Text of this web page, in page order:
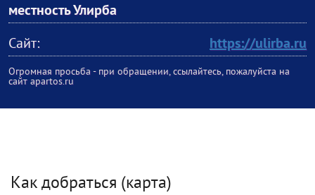
местность Улирба
Сайт:
https://ulirba.ru
Огромная просьба - при обращении, ссылайтесь, пожалуйста на
сайт apartos.ru
Как добраться (карта)